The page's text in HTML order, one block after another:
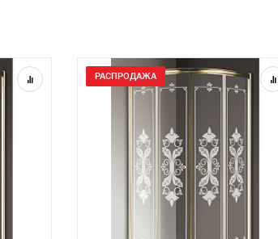
РАСПРОДАЖА